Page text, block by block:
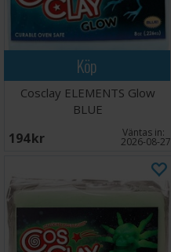
Köp
Cosclay ELEMENTS Glow
BLUE
194 SEK Väntas in:
2026-08-27